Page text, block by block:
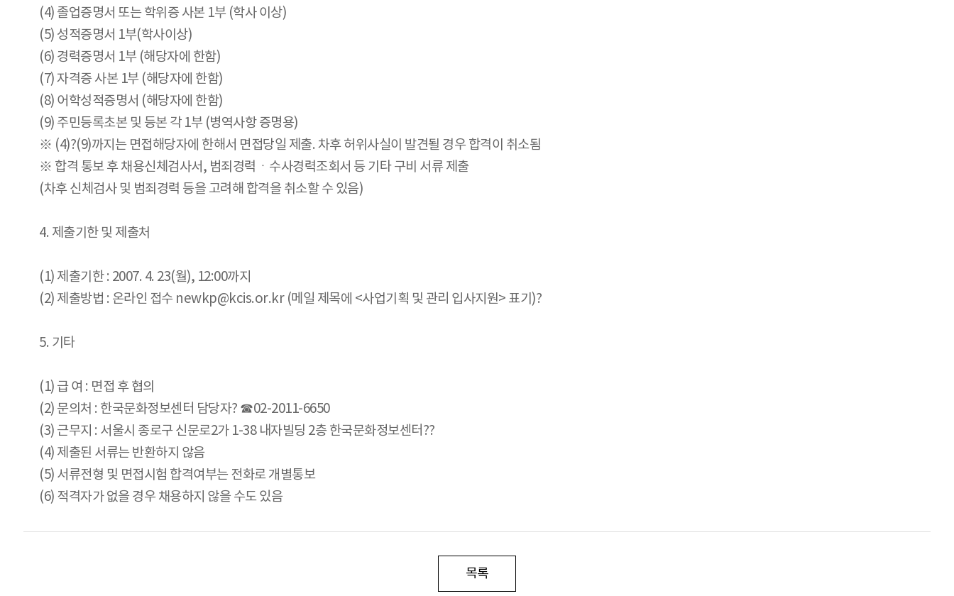
(4) 졸업증명서 또는 학위증 사본 1부 (학사 이상)
(5) 성적증명서 1부(학사이상)
(6) 경력증명서 1부 (해당자에 한함)
(7) 자격증 사본 1부 (해당자에 한함)
(8) 어학성적증명서 (해당자에 한함)
(9) 주민등록초본 및 등본 각 1부 (병역사항 증명용)
※ (4)?(9)까지는 면접해당자에 한해서 면접당일 제출. 차후 허위사실이 발견될 경우 합격이 취소됨
※ 합격 통보 후 채용신체검사서, 범죄경력ㆍ수사경력조회서 등 기타 구비 서류 제출
(차후 신체검사 및 범죄경력 등을 고려해 합격을 취소할 수 있음)
4. 제출기한 및 제출처
(1) 제출기한 : 2007. 4. 23(월), 12:00까지
(2) 제출방법 : 온라인 접수 newkp@kcis.or.kr (메일 제목에 <사업기획 및 관리 입사지원> 표기)?
5. 기타
(1) 급 여 : 면접 후 협의
(2) 문의처 : 한국문화정보센터 담당자? ☎02-2011-6650
(3) 근무지 : 서울시 종로구 신문로2가 1-38 내자빌딩 2층 한국문화정보센터??
(4) 제출된 서류는 반환하지 않음
(5) 서류전형 및 면접시험 합격여부는 전화로 개별통보
(6) 적격자가 없을 경우 채용하지 않을 수도 있음
목록